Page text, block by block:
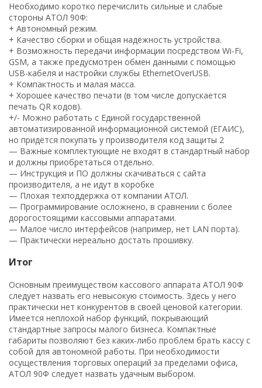
Необходимо коротко перечислить сильные и слабые
стороны АТОЛ 90Ф:
+ Автономный режим.
+ Качество сборки и общая надёжность устройства.
+ Возможность передачи информации посредством Wi-Fi,
GSM, а также предусмотрен обмен данными с помощью
USB-кабеля и настройки службы EthernetOverUSB.
+ Компактность и малая масса.
+ Хорошее качество печати (в том числе допускается
печать QR кодов).
+/- Можно работать с Единой государственной
автоматизированной информационной системой (ЕГАИС),
но придётся покупать у производителя код защиты 2
— Важные комплектующие не входят в стандартный набор
и должны приобретаться отдельно.
— Инструкция и ПО должны скачиваться с сайта
производителя, а не идут в коробке
— Плохая техподдержка от компании АТОЛ.
— Программирование осложнено, в сравнении с более
дорогостоящими кассовыми аппаратами.
— Малое число интерфейсов (например, нет LAN порта).
— Практически нереально достать прошивку.
Итог
Основным преимуществом кассового аппарата АТОЛ 90Ф
следует назвать его невысокую стоимость. Здесь у него
практически нет конкурентов в своей ценовой категории.
Имеется неплохой набор функций, покрывающий
стандартные запросы малого бизнеса. Компактные
габариты позволяют без каких-либо проблем брать кассу с
собой для автономной работы. При необходимости
осуществления торговых операций за пределами офиса,
АТОЛ 90Ф следует назвать удачным выбором.